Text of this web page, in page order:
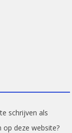
schrijven als
op deze website?